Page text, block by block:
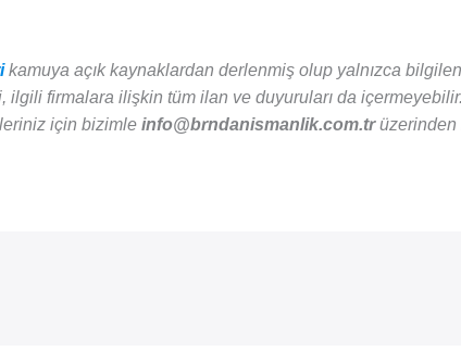
kamuya açık kaynaklardan derlenmiş olup yalnızca
firmalara ilişkin tüm ilan ve duyuruları da içermeyebilir.
için bizimle info@brndanismanlik.com.trüzerinden